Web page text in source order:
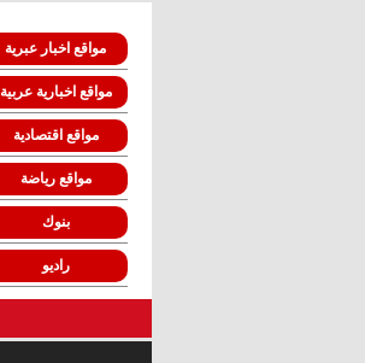
مواقع اخبار عبرية
مواقع اخبارية عربية
مواقع اقتصادية
مواقع رياضة
بنوك
راديو